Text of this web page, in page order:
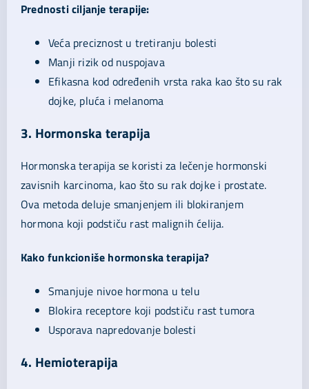
Prednosti ciljanje terapije:
Veća preciznost u tretiranju bolesti
Manji rizik od nuspojava
Efikasna kod određenih vrsta raka kao što su rak
dojke, pluća i melanoma
3. Hormonska terapija
Hormonska terapija se koristi za lečenje hormonski
zavisnih karcinoma, kao što su rak dojke i prostate.
Ova metoda deluje smanjenjem ili blokiranjem
hormona koji podstiču rast malignih ćelija.
Kako funkcioniše hormonska terapija?
Smanjuje nivoe hormona u telu
Blokira receptore koji podstiču rast tumora
Usporava napredovanje bolesti
4. Hemioterapija